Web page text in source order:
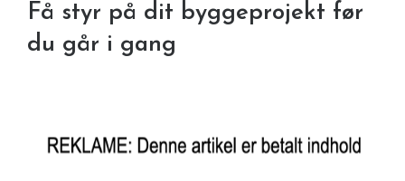
Få styr på dit byggeprojekt før
du går i gang